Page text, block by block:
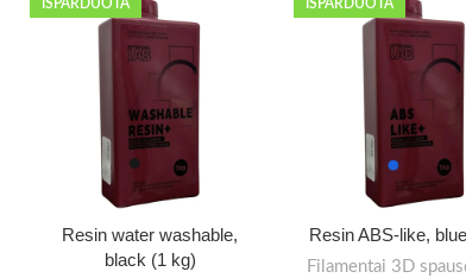
IŠPARDUOTA
Resin water washable,
black (1 kg)
IŠPARDUOTA
Resin ABS-like,
Filamentai 3D